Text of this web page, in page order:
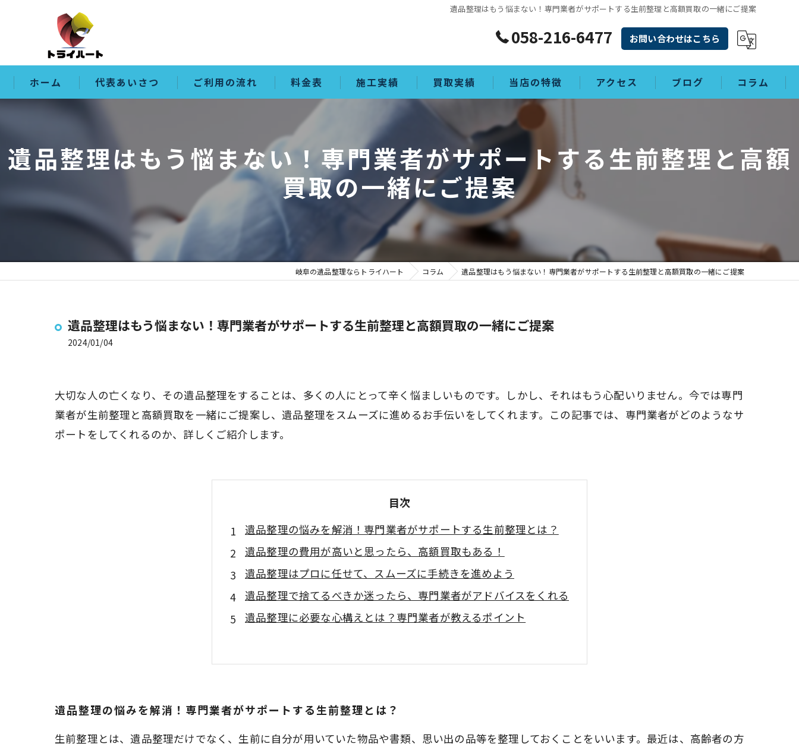
遺品整理はもう悩まない！専門業者がサポートする生前整理と高額買取の一緒にご提案
058-216-6477 お問い合わせはこちら
ホーム 代表あいさつ ご利用の流れ 料金表 施工実績 買取実績 当店の特徴
買取
生前整理
ゴミ屋敷
片付け
空き家
アクセス ブログ コラム
遺品整理はもう悩まない！専門業者がサポートする生前整理と高額
買取の一緒にご提案
岐阜の遺品整理ならトライハート コラム 遺品整理はもう悩まない！専門業者がサポートする生前整理と高額買取の一緒にご提案
遺品整理はもう悩まない！専門業者がサポートする生前整理と高額買取の一緒にご提案
2024/01/04
大切な人の亡くなり、その遺品整理をすることは、多くの人にとって辛く悩ましいものです。しかし、それはもう心配いりません。今では専門
業者が生前整理と高額買取を一緒にご提案し、遺品整理をスムーズに進めるお手伝いをしてくれます。この記事では、専門業者がどのようなサ
ポートをしてくれるのか、詳しくご紹介します。
目次
遺品整理の悩みを解消！専門業者がサポートする生前整理とは？
遺品整理の費用が高いと思ったら、高額買取もある！
遺品整理はプロに任せて、スムーズに手続きを進めよう
遺品整理で捨てるべきか迷ったら、専門業者がアドバイスをくれる
遺品整理に必要な心構えとは？専門業者が教えるポイント
遺品整理の悩みを解消！専門業者がサポートする生前整理とは？
生前整理とは、遺品整理だけでなく、生前に自分が用いていた物品や書類、思い出の品等を整理しておくことをいいます。最近は、高齢者の方